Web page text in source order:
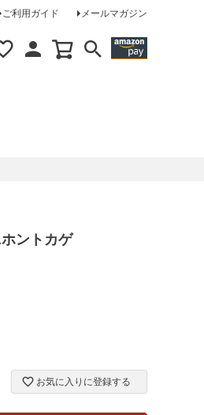
ご利用ガイド メールマガジン
ントカゲ
お気に入りに登録する